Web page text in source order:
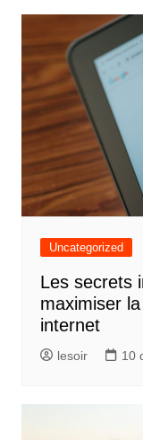
Uncategorized
Les secrets
maximiser
internet
lesoir 10